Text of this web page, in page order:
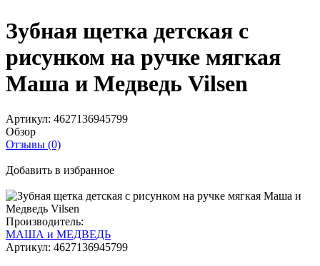
Зубная щетка детская с
рисунком на ручке мягкая
Маша и Медведь Vilsen
Артикул: 4627136945799
Обзор
Отзывы (0)
Добавить в избранное
Производитель:
МАША и МЕДВЕДЬ
Артикул: 4627136945799